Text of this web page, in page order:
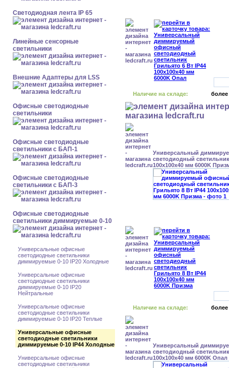
Светодиодная лента IP 65
Линейные сенсорные
светильники
Внешние Адаптеры для LSS
Офисные светодиодные
светильники
Офисные светодиодные
светильники с БАП-1
Офисные светодиодные
светильники с БАП-3
Офисные светодиодные
светильники диммируемые 0-10
Универсальные офисные
светодиодные светильники
диммируемые 0-10 IP20 Холодные
Универсальные офисные
светодиодные светильники
диммируемые 0-10 IP20
Нейтральные
Универсальные офисные
светодиодные светильники
диммируемые 0-10 IP20 Теплые
Универсальные офисные
светодиодные светильники
диммируемые 0-10 IP44 Холодные
Универсальные офисные
светодиодные светильники
Наличие на складе: более
Универсальный
светодиодный
100x100x40 мм 6000K
Наличие на складе: более
Универсальный
светодиодный
100x100x40 мм 6000K Опал